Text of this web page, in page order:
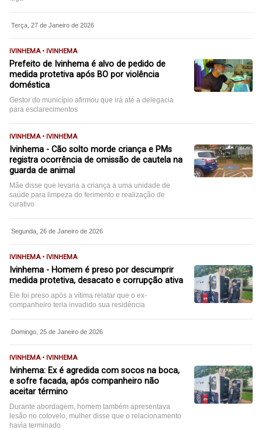
Terça, 27 de Janeiro de 2026
IVINHEMA • IVINHEMA
Prefeito de Ivinhema é alvo de pedido de
medida protetiva após BO por violência
doméstica
Gestor do município afirmou que irá até a delegacia
para esclarecimentos
IVINHEMA • IVINHEMA
Ivinhema - Cão solto morde criança e PMs
registra ocorrência de omissão de cautela na
guarda de animal
Mãe disse que levaria a criança a uma unidade de
saúde para limpeza do ferimento e realização de
curativo
Segunda, 26 de Janeiro de 2026
IVINHEMA • IVINHEMA
Ivinhema - Homem é preso por descumprir
medida protetiva, desacato e corrupção ativa
Ele foi preso após a vítima relatar que o ex-
companheiro teria invadido sua residência
Domingo, 25 de Janeiro de 2026
IVINHEMA • IVINHEMA
Ivinhema: Ex é agredida com socos na boca,
e sofre facada, após companheiro não
aceitar término
Durante abordagem, homem também apresentava
lesão no cotovelo, mulher disse que o relacionamento
havia terminado